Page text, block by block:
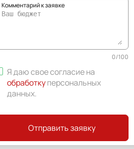
Комментарий к заявке
0/100
Я даю свое согласие на
обработкуперсональных
данных.
Отправить заявку